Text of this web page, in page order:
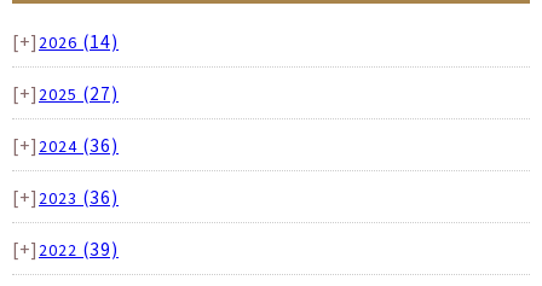
[+] 2026 (14)
[+] 2025 (27)
[+] 2024 (36)
[+] 2023 (36)
[+] 2022 (39)